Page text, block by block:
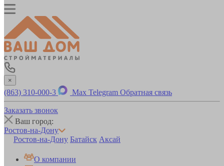
×
(863) 310-000-3 Max Telegram Обратная связь
Заказать звонок
Ваш город:
Ростов-на-Дону
Ростов-на-Дону Батайск Аксай
О компании